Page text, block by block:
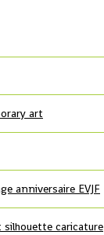
art
anniversaire EVJF
silhouette caricature